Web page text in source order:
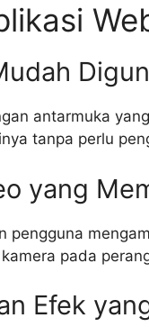
antarmuka
tanpa perlu
yang
pengguna
pada
Efek